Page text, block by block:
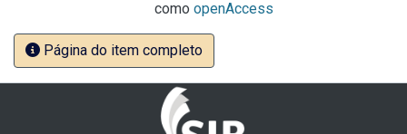
como openAccess
Página do item completo